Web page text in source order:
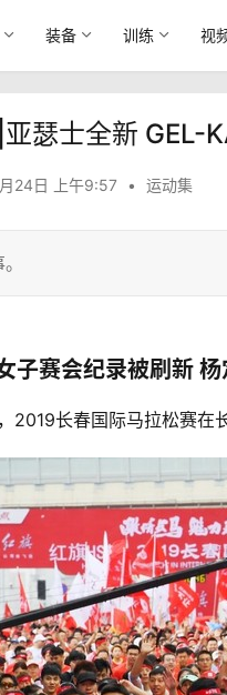
装备 训练 视
瑟士全新 GEL-
24日 上午9:57 • 运动集
子赛会纪录被刷新
2019长春国际马拉松赛在